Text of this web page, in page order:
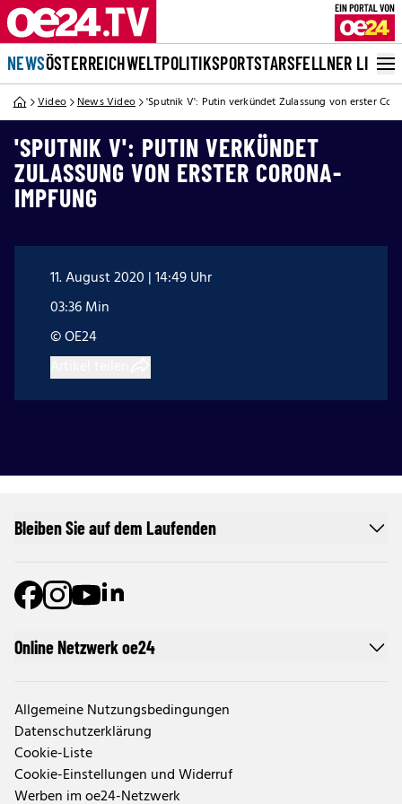
NEWSÖSTERREICHWELTPOLITIKSPORTSTARSFELLNER LIVE
Video News Video 'Sputnik V': Putin verkündet Zulassung von erster
'SPUTNIK V': PUTIN VERKÜNDET
ZULASSUNG VON ERSTER CORONA-
IMPFUNG
11. August 2020 | 14:49 Uhr
03:36 Min
© OE24
Online Netzwerk oe24
Allgemeine Nutzungsbedingungen
Datenschutzerklärung
Cookie-Liste
Cookie-Einstellungen und Widerruf
Werben im oe24-Netzwerk
Bleiben Sie auf dem Laufenden